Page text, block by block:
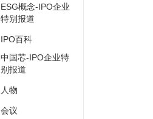
ESG概念-IPO企业
特别报道
IPO百科
中国芯-IPO企业特
别报道
人物
会议